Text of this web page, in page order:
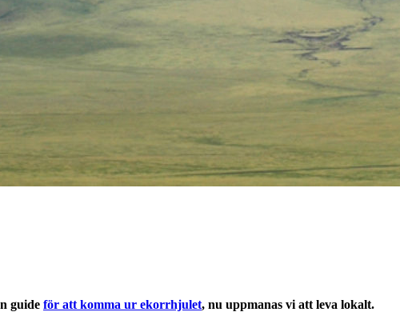
guide för att komma ur ekorrhjulet, nu uppmanas vi att leva lokalt.